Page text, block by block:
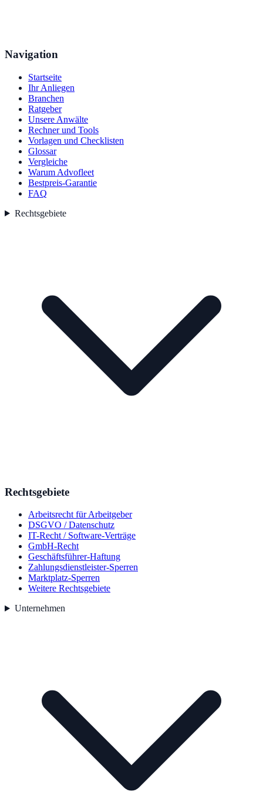
Navigation
Startseite
Ihr Anliegen
Branchen
Ratgeber
Unsere Anwälte
Rechner und Tools
Vorlagen und Checklisten
Glossar
Vergleiche
Warum Advofleet
Bestpreis-Garantie
FAQ
Rechtsgebiete
Rechtsgebiete
Arbeitsrecht für Arbeitgeber
DSGVO / Datenschutz
IT-Recht / Software-Verträge
GmbH-Recht
Geschäftsführer-Haftung
Zahlungsdienstleister-Sperren
Marktplatz-Sperren
Weitere Rechtsgebiete
Unternehmen